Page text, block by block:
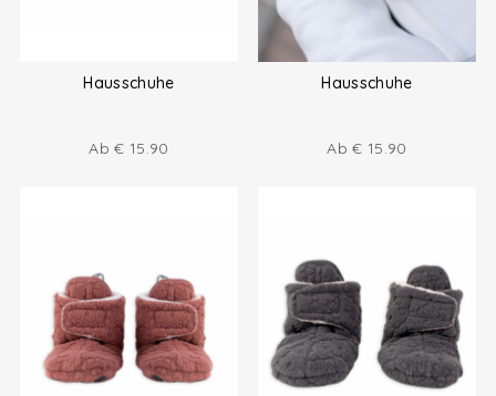
Hausschuhe
Ab€ 15.90
Hausschuhe
Ab€ 15.90